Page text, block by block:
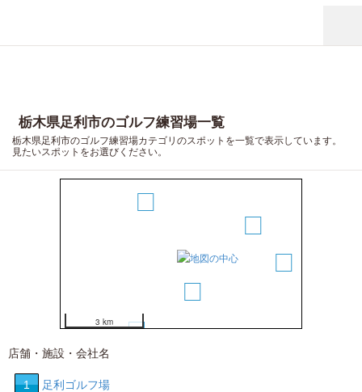
栃木県足利市のゴルフ練習場一覧
栃木県足利市のゴルフ練習場カテゴリのスポットを一覧で表示しています。
見たいスポットをお選びください。
4
3 km
店舗・施設・会社名
1 足利ゴルフ場